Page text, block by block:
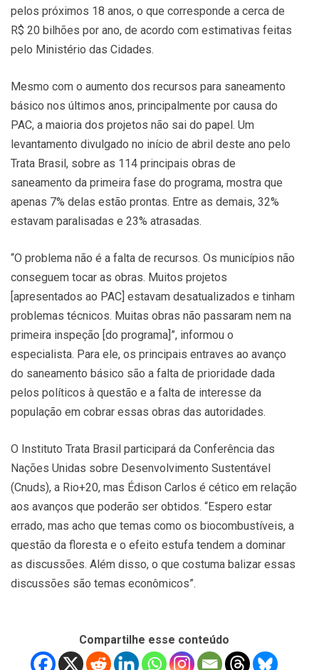
pelos próximos 18 anos, o que corresponde a cerca de
R$ 20 bilhões por ano, de acordo com estimativas feitas
pelo Ministério das Cidades.
Mesmo com o aumento dos recursos para saneamento
básico nos últimos anos, principalmente por causa do
PAC, a maioria dos projetos não sai do papel. Um
levantamento divulgado no início de abril deste ano pelo
Trata Brasil, sobre as 114 principais obras de
saneamento da primeira fase do programa, mostra que
apenas 7% delas estão prontas. Entre as demais, 32%
estavam paralisadas e 23% atrasadas.
“O problema não é a falta de recursos. Os municípios não
conseguem tocar as obras. Muitos projetos
[apresentados ao PAC] estavam desatualizados e tinham
problemas técnicos. Muitas obras não passaram nem na
primeira inspeção [do programa]”, informou o
especialista. Para ele, os principais entraves ao avanço
do saneamento básico são a falta de prioridade dada
pelos políticos à questão e a falta de interesse da
população em cobrar essas obras das autoridades.
O Instituto Trata Brasil participará da Conferência das
Nações Unidas sobre Desenvolvimento Sustentável
(Cnuds), a Rio+20, mas Édison Carlos é cético em relação
aos avanços que poderão ser obtidos. “Espero estar
errado, mas acho que temas como os biocombustíveis, a
questão da floresta e o efeito estufa tendem a dominar
as discussões. Além disso, o que costuma balizar essas
discussões são temas econômicos”.
Compartilhe esse conteúdo